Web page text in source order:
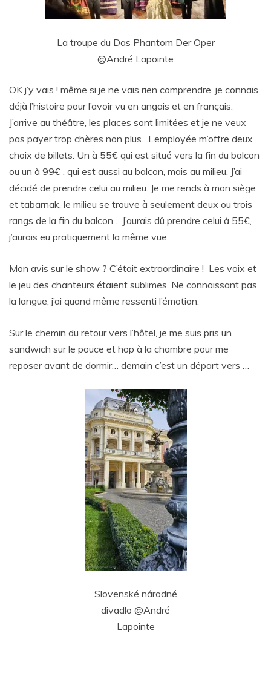
La troupe du Das Phantom Der Oper
@André Lapointe
OK j’y vais ! même si je ne vais rien comprendre, je connais
déjà l’histoire pour l’avoir vu en angais et en français.
J’arrive au théâtre, les places sont limitées et je ne veux
pas payer trop chères non plus…L’employée m’offre deux
choix de billets. Un à 55€ qui est situé vers la fin du balcon
ou un à 99€ , qui est aussi au balcon, mais au milieu. J’ai
décidé de prendre celui au milieu. Je me rends à mon siège
et tabarnak, le milieu se trouve à seulement deux ou trois
rangs de la fin du balcon… J’aurais dû prendre celui à 55€,
j’aurais eu pratiquement la même vue.
Mon avis sur le show ? C’était extraordinaire ! Les voix et
le jeu des chanteurs étaient sublimes. Ne connaissant pas
la langue, j’ai quand même ressenti l’émotion.
Sur le chemin du retour vers l’hôtel, je me suis pris un
sandwich sur le pouce et hop à la chambre pour me
reposer avant de dormir… demain c’est un départ vers …
Slovenské národné
divadlo @André
Lapointe